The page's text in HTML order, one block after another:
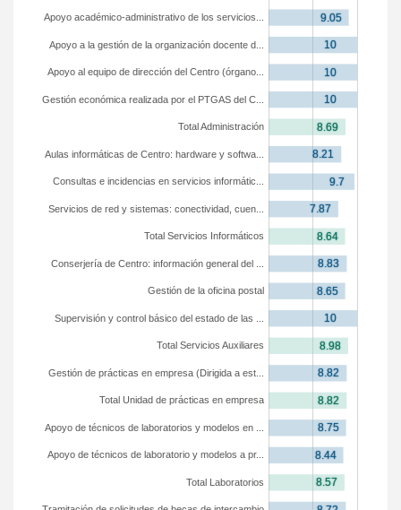
Total Laboratorios
Apoyo de técnicos de laboratorio y modelos a pr...
Apoyo de técnicos de laboratorios y modelos en ...
Total Unidad de prácticas en empresa
Gestión de prácticas en empresa (Dirigida a est...
Total Servicios Auxiliares
Supervisión y control básico del estado de las ...
Gestión de la oficina postal
Conserjería de Centro: información general del ...
Total Servicios Informáticos
Servicios de red y sistemas: conectividad, cuen...
Consultas e incidencias en servicios informátic...
Aulas informáticas de Centro: hardware y softwa...
Total Administración
Gestión económica realizada por el PTGAS del C...
Apoyo al equipo de dirección del Centro (órgano...
Apoyo a la gestión de la organización docente d...
Apoyo académico-administrativo de los servicios...